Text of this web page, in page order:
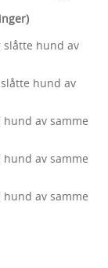
hund av
hund av
av samme
av samme
av samme